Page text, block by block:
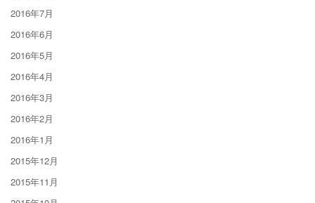
2016年7月
2016年6月
2016年5月
2016年4月
2016年3月
2016年2月
2016年1月
2015年12月
2015年11月